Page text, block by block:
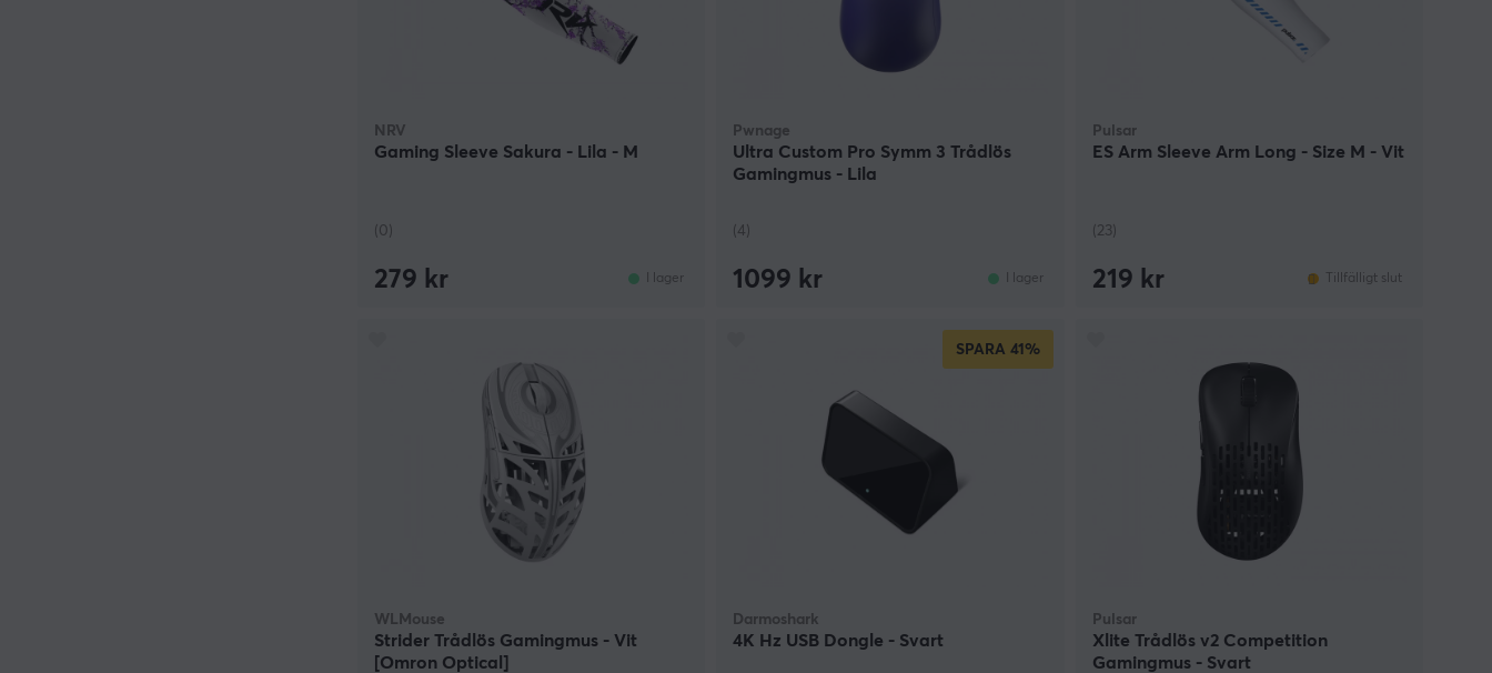
NRV
Gaming Sleeve Sakura - Lila - M
(0)
279 kr I lager
Pwnage
Ultra Custom Pro Symm 3 Trådlös
Gamingmus - Lila
(4)
1099 kr I lager
Pulsar
ES Arm Sleeve Arm Long - Size M - Vit
(23)
219 kr Tillfälligt slut
WLMouse
Strider Trådlös Gamingmus - Vit
[Omron Optical]
SPARA 41%
Darmoshark
4K Hz USB Dongle - Svart
Pulsar
Xlite Trådlös v2 Competition
Gamingmus - Svart